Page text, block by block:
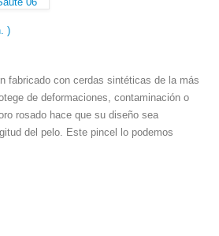
)
fabricado con cerdas sintéticas de la más
de deformaciones, contaminación o
rosado hace que su diseño sea
del pelo. Este pincel lo podemos